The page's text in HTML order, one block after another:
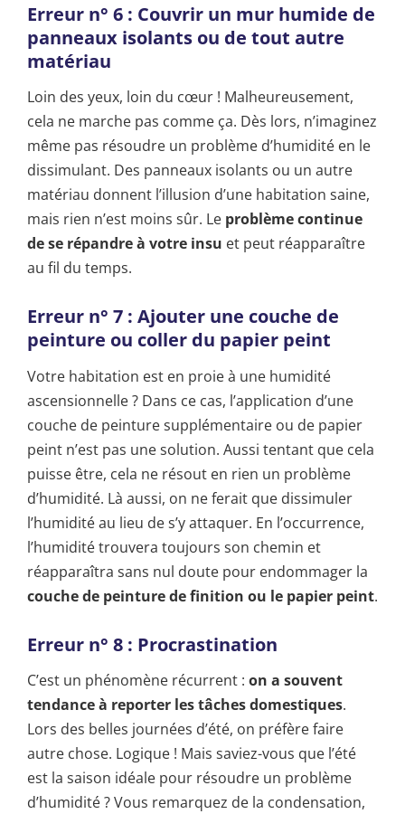
Erreur n° 6 : Couvrir un mur humide de
panneaux isolants ou de tout autre
matériau
Loin des yeux, loin du cœur ! Malheureusement,
cela ne marche pas comme ça. Dès lors, n’imaginez
même pas résoudre un problème d’humidité en le
dissimulant. Des panneaux isolants ou un autre
matériau donnent l’illusion d’une habitation saine,
mais rien n’est moins sûr. Le problème continue
de se répandre à votre insu et peut réapparaître
au fil du temps.
Erreur n° 7 : Ajouter une couche de
peinture ou coller du papier peint
Votre habitation est en proie à une humidité
ascensionnelle ? Dans ce cas, l’application d’une
couche de peinture supplémentaire ou de papier
peint n’est pas une solution. Aussi tentant que cela
puisse être, cela ne résout en rien un problème
d’humidité. Là aussi, on ne ferait que dissimuler
l’humidité au lieu de s’y attaquer. En l’occurrence,
l’humidité trouvera toujours son chemin et
réapparaîtra sans nul doute pour endommager la
couche de peinture de finition ou le papier peint.
Erreur n° 8 : Procrastination
C’est un phénomène récurrent : on a souvent
tendance à reporter les tâches domestiques.
Lors des belles journées d’été, on préfère faire
autre chose. Logique ! Mais saviez-vous que l’été
est la saison idéale pour résoudre un problème
d’humidité ? Vous remarquez de la condensation,